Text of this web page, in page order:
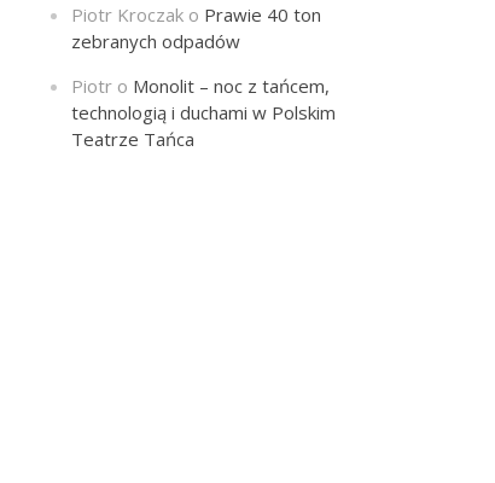
Piotr Kroczak o Prawie 40 ton
zebranych odpadów
Piotr o Monolit – noc z tańcem,
technologią i duchami w Polskim
Teatrze Tańca